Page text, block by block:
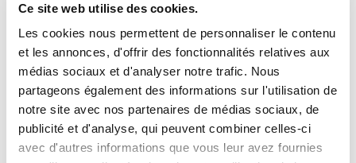
Ce site web utilise des cookies.
Les cookies nous permettent de personnaliser le contenu
et les annonces, d'offrir des fonctionnalités relatives aux
médias sociaux et d'analyser notre trafic. Nous
partageons également des informations sur l'utilisation de
notre site avec nos partenaires de médias sociaux, de
publicité et d'analyse, qui peuvent combiner celles-ci
avec d'autres informations que vous leur avez fournies
background noise in order to improve the signal-to-
noise ratio. The prediction performance of the
proposed method was assessed on three fully
methylated samples and three fully unmethylated
DNA samples. We demonstrate that the spatial
normalization outperforms BeadStudio to predict the
methylation state of a given locus.
Availability and Implementation: A R script and the data